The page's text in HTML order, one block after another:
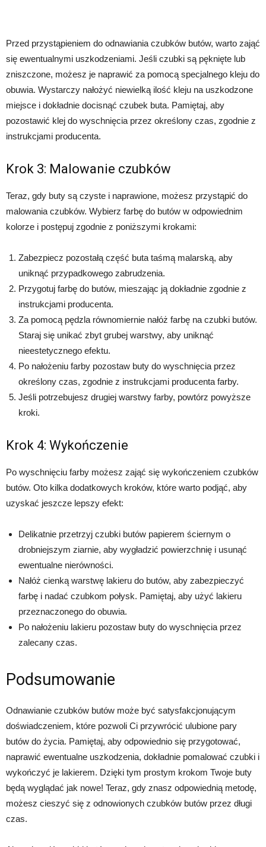
Przed przystąpieniem do odnawiania czubków butów, warto zająć
się ewentualnymi uszkodzeniami. Jeśli czubki są pęknięte lub
zniszczone, możesz je naprawić za pomocą specjalnego kleju do
obuwia. Wystarczy nałożyć niewielką ilość kleju na uszkodzone
miejsce i dokładnie docisnąć czubek buta. Pamiętaj, aby
pozostawić klej do wyschnięcia przez określony czas, zgodnie z
instrukcjami producenta.
Krok 3: Malowanie czubków
Teraz, gdy buty są czyste i naprawione, możesz przystąpić do
malowania czubków. Wybierz farbę do butów w odpowiednim
kolorze i postępuj zgodnie z poniższymi krokami:
Zabezpiecz pozostałą część buta taśmą malarską, aby
uniknąć przypadkowego zabrudzenia.
Przygotuj farbę do butów, mieszając ją dokładnie zgodnie z
instrukcjami producenta.
Za pomocą pędzla równomiernie nałóż farbę na czubki butów.
Staraj się unikać zbyt grubej warstwy, aby uniknąć
nieestetycznego efektu.
Po nałożeniu farby pozostaw buty do wyschnięcia przez
określony czas, zgodnie z instrukcjami producenta farby.
Jeśli potrzebujesz drugiej warstwy farby, powtórz powyższe
kroki.
Krok 4: Wykończenie
Po wyschnięciu farby możesz zająć się wykończeniem czubków
butów. Oto kilka dodatkowych kroków, które warto podjąć, aby
uzyskać jeszcze lepszy efekt:
Delikatnie przetrzyj czubki butów papierem ściernym o
drobniejszym ziarnie, aby wygładzić powierzchnię i usunąć
ewentualne nierówności.
Nałóż cienką warstwę lakieru do butów, aby zabezpieczyć
farbę i nadać czubkom połysk. Pamiętaj, aby użyć lakieru
przeznaczonego do obuwia.
Po nałożeniu lakieru pozostaw buty do wyschnięcia przez
zalecany czas.
Podsumowanie
Odnawianie czubków butów może być satysfakcjonującym
doświadczeniem, które pozwoli Ci przywrócić ulubione pary
butów do życia. Pamiętaj, aby odpowiednio się przygotować,
naprawić ewentualne uszkodzenia, dokładnie pomalować czubki i
wykończyć je lakierem. Dzięki tym prostym krokom Twoje buty
będą wyglądać jak nowe! Teraz, gdy znasz odpowiednią metodę,
możesz cieszyć się z odnowionych czubków butów przez długi
czas.